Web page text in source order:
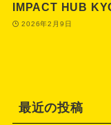
IMPACT HUB
2026年2月9日
最近の投稿